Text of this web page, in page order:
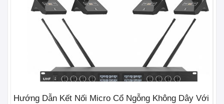
Hướng Dẫn Kết Nối Micro Cổ Ngỗng Không Dây Với